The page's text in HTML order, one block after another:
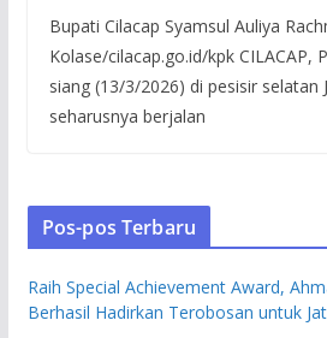
Bupati Cilacap Syamsul Auliya
Kolase/cilacap.go.id/kpk CILACAP,
siang (13/3/2026) di pesisir selatan
seharusnya berjalan
Pos-pos Terbaru
Raih Special Achievement Award,
Berhasil Hadirkan Terobosan untuk